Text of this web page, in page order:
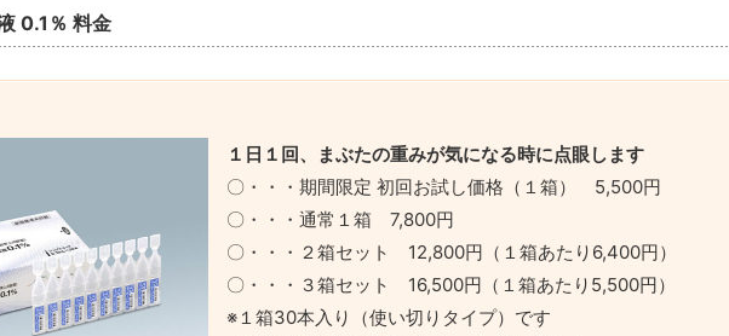
0.1％ 料金
１日１回、まぶたの重みが気になる時に点眼します
〇・・・期間限定 初回お試し価格（１箱） 5,500円
〇・・・通常１箱 7,800円
〇・・・２箱セット 12,800円（１箱あたり6,400円）
〇・・・３箱セット 16,500円（１箱あたり5,500円）
※１箱30本入り（使い切りタイプ）です